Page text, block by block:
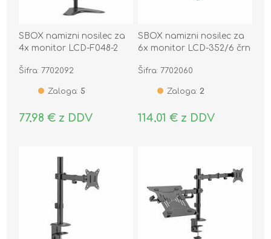
SBOX namizni nosilec za
4x monitor LCD-F048-2
Šifra: 7702092
Zaloga: 5
77,98 € z DDV
SBOX namizni nosilec za
6x monitor LCD-352/6 črn
Šifra: 7702060
Zaloga: 2
114,01 € z DDV